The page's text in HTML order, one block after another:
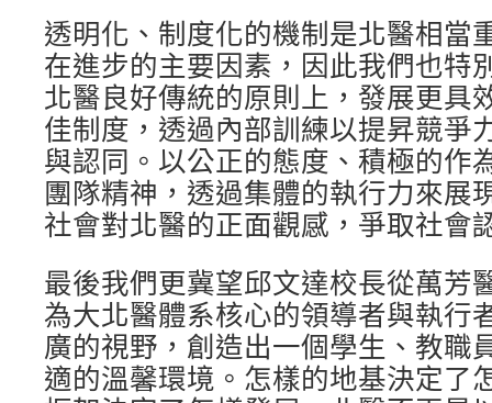
透明化、制度化的機制是北醫相當
在進步的主要因素，因此我們也特
北醫良好傳統的原則上，發展更具
佳制度，透過內部訓練以提昇競爭
與認同。以公正的態度、積極的作
團隊精神，透過集體的執行力來展
社會對北醫的正面觀感，爭取社會
最後我們更冀望邱文達校長從萬芳
為大北醫體系核心的領導者與執行
廣的視野，創造出一個學生、教職
適的溫馨環境。怎樣的地基決定了